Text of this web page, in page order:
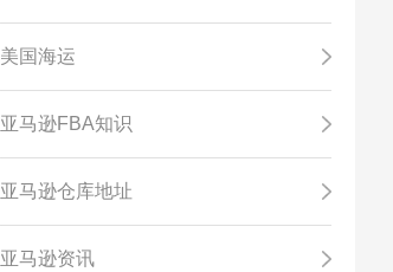
美国海运
亚马逊FBA知识
亚马逊仓库地址
亚马逊资讯